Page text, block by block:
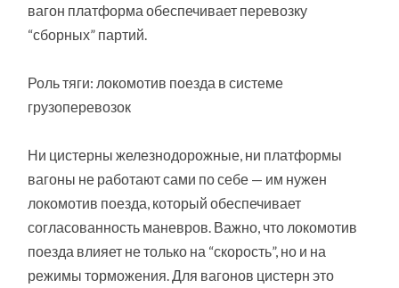
вагон платформа обеспечивает перевозку
“сборных” партий.
Роль тяги: локомотив поезда в системе
грузоперевозок
Ни цистерны железнодорожные, ни платформы
вагоны не работают сами по себе — им нужен
локомотив поезда, который обеспечивает
согласованность маневров. Важно, что локомотив
поезда влияет не только на “скорость”, но и на
режимы торможения. Для вагонов цистерн это